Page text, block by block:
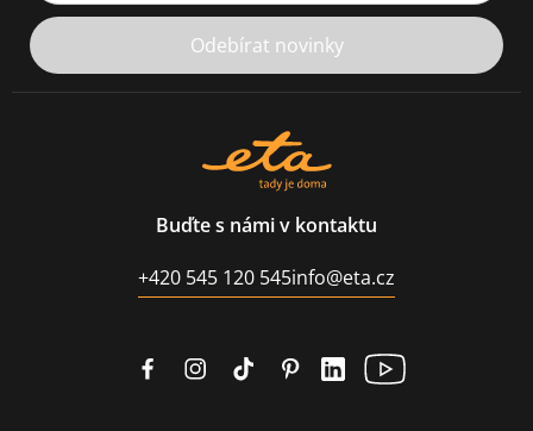
Odebírat novinky
Buďte s námi v kontaktu
+420 545 120 545info@eta.cz